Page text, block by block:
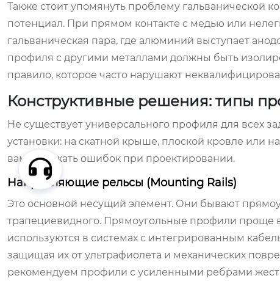
Также стоит упомянуть проблему гальванической
потенциал. При прямом контакте с медью или
гальваническая пара, где алюминий выступает
профиля с другими металлами должны быть
правило, которое часто нарушают
Конструктивные решения: типы
Не существует универсального профиля для всех
установки: на скатной крыше, плоской кровле или
вам избежать ошибок при проектировании.
Направляющие рельсы (Mounting Rails)
Это основной несущий элемент. Они бывают
трапециевидного. Прямоугольные профили проще
используются в системах с интегрированным
защищая их от ультрафиолета и механических
рекомендуем профили с усиленными ребрами